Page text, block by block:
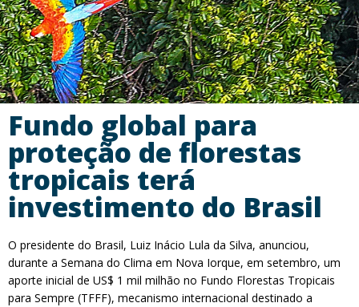
Fundo global para
proteção de florestas
tropicais terá
investimento do Brasil
O presidente do Brasil, Luiz Inácio Lula da Silva, anunciou,
durante a Semana do Clima em Nova Iorque, em setembro, um
aporte inicial de US$ 1 mil milhão no Fundo Florestas Tropicais
para Sempre (TFFF), mecanismo internacional destinado a